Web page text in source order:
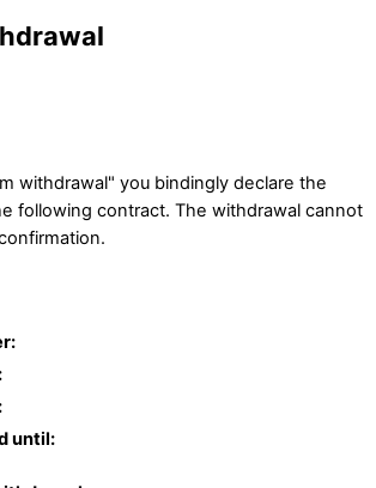
withdrawal" you bindingly declare the
following contract. The withdrawal cannot
until: